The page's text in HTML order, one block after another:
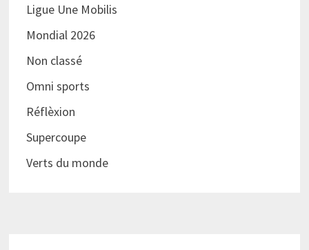
Ligue Une Mobilis
Mondial 2026
Non classé
Omni sports
Réflèxion
Supercoupe
Verts du monde